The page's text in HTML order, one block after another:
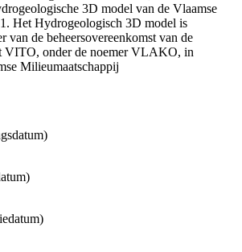
3D model van de Vlaamse
Het Hydrogeologisch 3D model is
van de beheersovereenkomst van de
VITO, onder de noemer VLAKO, in
Milieumaatschappij